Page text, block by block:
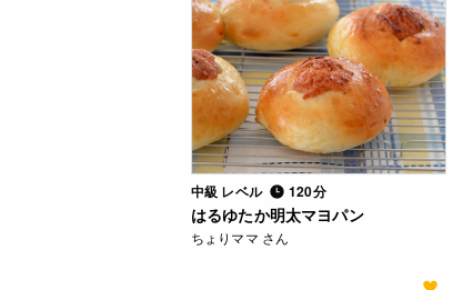
中級 レベル 120分
はるゆたか明太マヨパン
ちょりママ さん